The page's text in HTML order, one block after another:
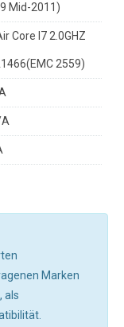
Mid-2011)
Core I7 2.0GHZ
2559)
Marken
als